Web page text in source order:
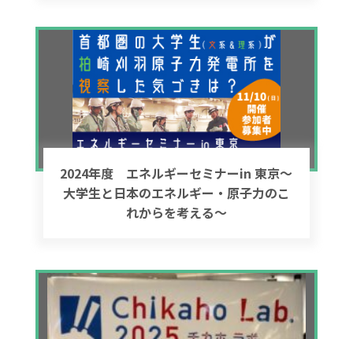
2024年度 エネルギーセミナーin 東京～
大学生と日本のエネルギー・原子力のこ
れからを考える～